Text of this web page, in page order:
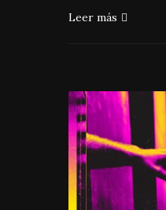
Leer más